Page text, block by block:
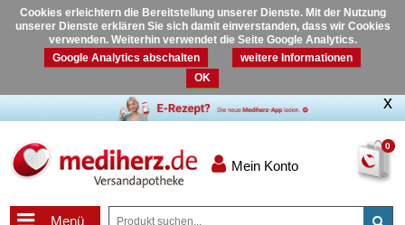
Cookies erleichtern die Bereitstellung unserer Dienste. Mit der Nutzung
unserer Dienste erklären Sie sich damit einverstanden, dass wir Cookies
verwenden. Weiterhin verwendet die Seite Google Analytics.
Google Analytics abschalten
weitere Informationen
OK
0
Mein Konto
Menü